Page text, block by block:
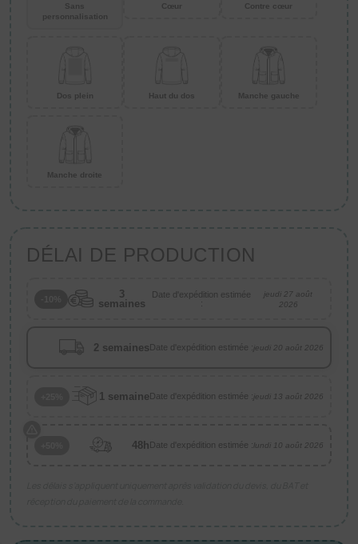
Sans
personnalisation
Cœur Contre cœur
Dos plein Haut du dos Manche gauche
Manche droite
DÉLAI DE PRODUCTION
3
semaines
Date d'expédition estimée
:
jeudi 27 août
2026
2 semaines Date d'expédition estimée :jeudi 20 août 2026
1 semaine Date d'expédition estimée :jeudi 13 août 2026
48h Date d'expédition estimée :lundi 10 août 2026